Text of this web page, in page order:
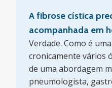
A fibrose cística
acompanhada em
Verdade. Como é
cronicamente vários
de uma abordagem
pneumologista,